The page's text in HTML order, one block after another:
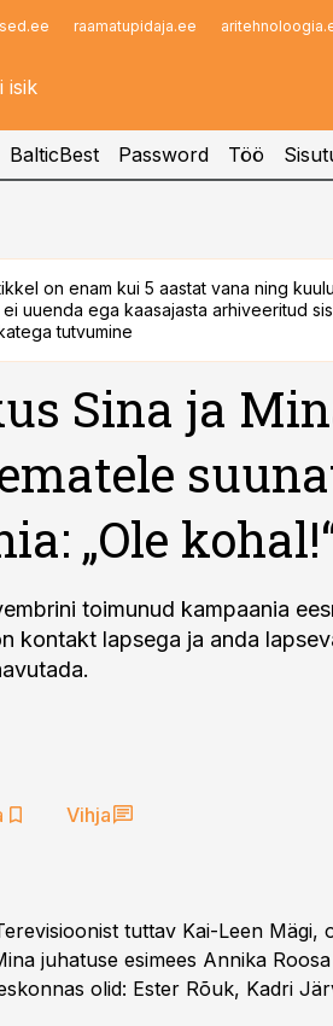
raamatupidaja.ee
BalticBest Password Töö
on enam kui 5 aastat vana ning
ei uuenda ega kaasajasta arhiveeritud
tutvumine
Sina ja
„Ole
toimunud kampaania
kontakt lapsega ja anda
Vihja
tuttav Kai-Leen Mägi,
juhatuse esimees Annika
olid: Ester Rõuk, Kadri